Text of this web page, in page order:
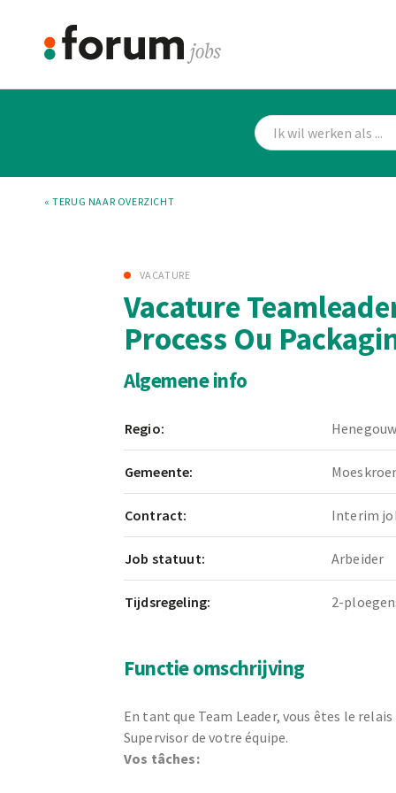
« TERUG NAAR OVERZICHT
VACATURE
Vacature
Process Ou
Algemene info
Regio:
Gemeente:
Contract: Interim
Job statuut: Arbeider
Tijdsregeling: 2-
Functie omschrijving
En tant que Team Leader, vous êtes le
Supervisor de votre équipe.
Vos tâches: